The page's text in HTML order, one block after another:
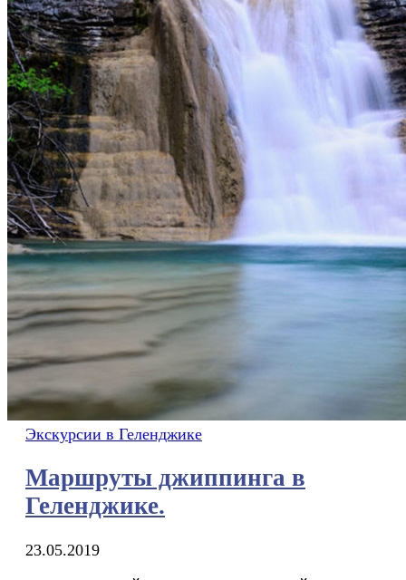
Экскурсии в Геленджике
Маршруты джиппинга в
Геленджике.
23.05.2019